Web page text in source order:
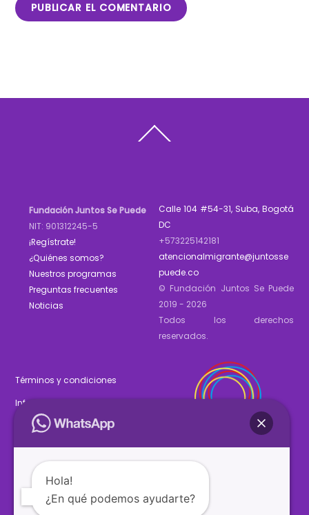
To
Fundación Juntos Se Puede
NIT: 901312245-5
¡Regístrate!
¿Quiénes somos?
Nuestros programas
Preguntas frecuentes
Noticias
Calle 104 #54-31, Suba, Bogotá
DC
+573225142181
atencionalmigrante@juntosse
puede.co
© Fundación Juntos Se Puede
2019 - 2026
Todos los derechos
reservados.
Términos y condiciones
Informe de gestión 2025
Estados financieros 2025
SÍGUENOS
Hola!
¿En qué podemos ayudarte?